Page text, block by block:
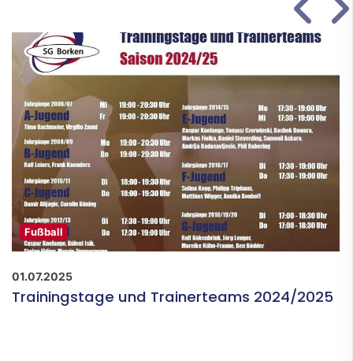
Fußball
01.07.2025
Trainingstage und Trainerteams 2024/2025